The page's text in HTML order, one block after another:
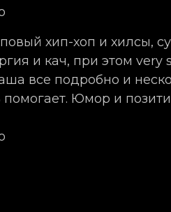
хип-хоп и хилсы,
и кач, при этом very
все подробно и
помогает. Юмор и